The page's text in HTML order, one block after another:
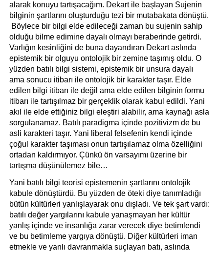
alarak konuyu tartışacağım. Dekart ile başlayan Sujenin
bilginin şartlarını oluşturduğu tezi bir mutabakata dönüştü.
Böylece bir bilgi elde edileceği zaman bu sujenin sahip
olduğu bilme edimine dayalı olmayı beraberinde getirdi.
Varlığın kesinliğini de buna dayandıran Dekart aslında
epistemik bir olguyu ontolojik bir zemine taşımış oldu. O
yüzden batılı bilgi sistemi, epistemik bir unsura dayalı
ama sonucu itibarı ile ontolojik bir karakter taşır. Elde
edilen bilgi itibarı ile değil ama elde edilen bilginin formu
itibarı ile tartışılmaz bir gerçeklik olarak kabul edildi. Yani
akıl ile elde ettiğiniz bilgi eleştiri alabilir, ama kaynağı asla
sorgulanamaz. Batılı paradigma içinde pozitivizm de bu
asli karakteri taşır. Yani liberal felsefenin kendi içinde
çoğul karakter taşıması onun tartışılamaz olma özelliğini
ortadan kaldırmıyor. Çünkü ön varsayımı üzerine bir
tartışma düşünülemez bile…
Yani batılı bilgi teorisi epistemenin şartlarını ontolojik
kabule dönüştürdü. Bu yüzden de öteki diye tanımladığı
bütün kültürleri yanlışlayarak onu dışladı. Ve tek şart vardı:
batılı değer yargılarını kabule yanaşmayan her kültür
yanlış içinde ve insanlığa zarar verecek diye betimlendi
ve bu betimleme yargıya dönüştü. Diğer kültürleri iman
etmekle ve yanlı davranmakla suçlayan batı, aslında